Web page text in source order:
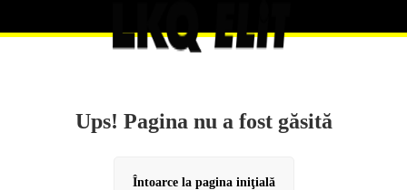
Ups! Pagina nu a fost găsită
Întoarce la pagina iniţială